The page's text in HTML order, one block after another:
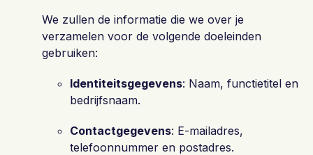
We zullen de informatie die we over je
verzamelen voor de volgende doeleinden
gebruiken:
Identiteitsgegevens: Naam, functietitel en
bedrijfsnaam.
Contactgegevens: E-mailadres,
telefoonnummer en postadres.